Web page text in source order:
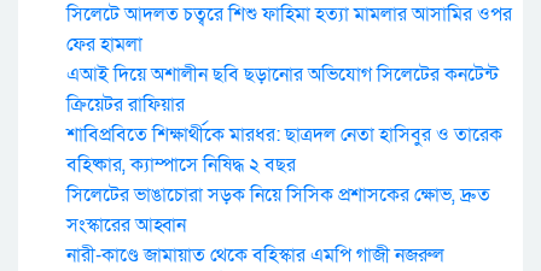
সিলেটে আদলত চত্বরে শিশু ফাহিমা হত্যা মামলার আসামির ওপর
ফের হামলা
এআই দিয়ে অশালীন ছবি ছড়ানোর অভিযোগ সিলেটের কনটেন্ট
ক্রিয়েটর রাফিয়ার
শাবিপ্রবিতে শিক্ষার্থীকে মারধর: ছাত্রদল নেতা হাসিবুর ও তারেক
বহিষ্কার, ক্যাম্পাসে নিষিদ্ধ ২ বছর
সিলেটের ভাঙাচোরা সড়ক নিয়ে সিসিক প্রশাসকের ক্ষোভ, দ্রুত
সংস্কারের আহ্বান
নারী-কাণ্ডে জামায়াত থেকে বহিস্কার এমপি গাজী নজরুল